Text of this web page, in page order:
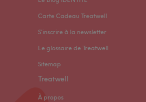
Carte Cadeau Treatwell
S'inscrire à la newsletter
Le glossaire de Treatwell
Sitemap
Treatwell
À propos